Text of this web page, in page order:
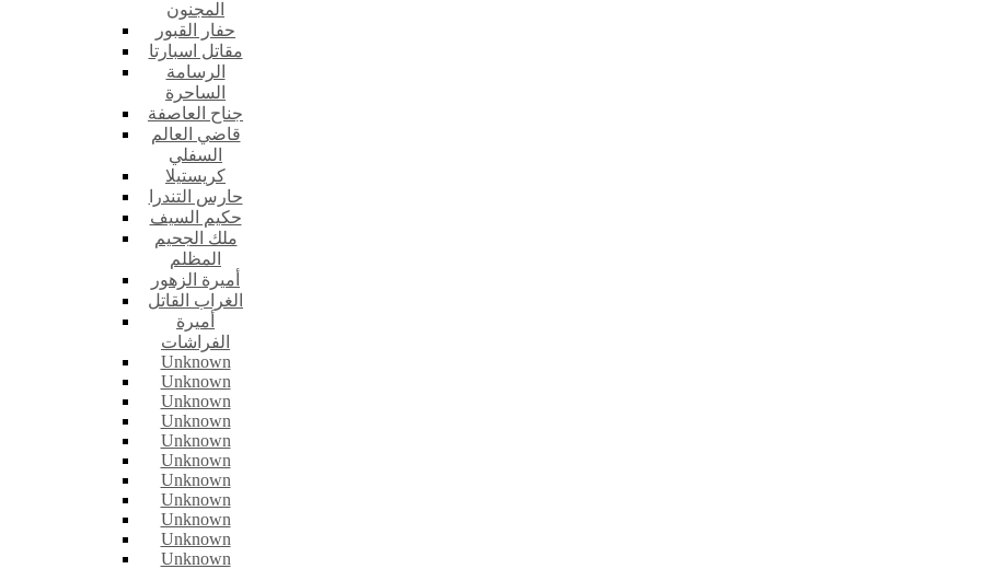
المجنون
حفار القبور
مقاتل اسبارتا
الرسامة
الساحرة
جناح العاصفة
قاضي العالم
السفلي
كريستيلا
حارس التندرا
حكيم السيف
ملك الجحيم
المظلم
أميرة الزهور
الغراب القاتل
أميرة
الفراشات
Unknown
Unknown
Unknown
Unknown
Unknown
Unknown
Unknown
Unknown
Unknown
Unknown
Unknown